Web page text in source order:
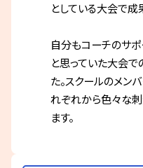
としている大会で
自分もコーチのサ
と思っていた大会
た。スクールのメン
れぞれから色々な
ます。